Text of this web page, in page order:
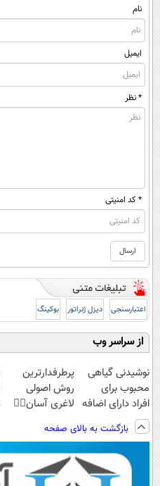
نام
ایمیل
* نظر
* کد امنیتی
اعتبارسنجی دیزل ژنراتور بوکینگ
از سراسر وب
نوشیدنی گیاهی
محبوب برای
افراد دارای اضافه
وزن!
60%تخفیف
پرطرفدارترین
روش اصولی
لاغری آسان👈🏻
گیاهی(تخفیف
فقط امروز)
بازگشت به بالای صفحه